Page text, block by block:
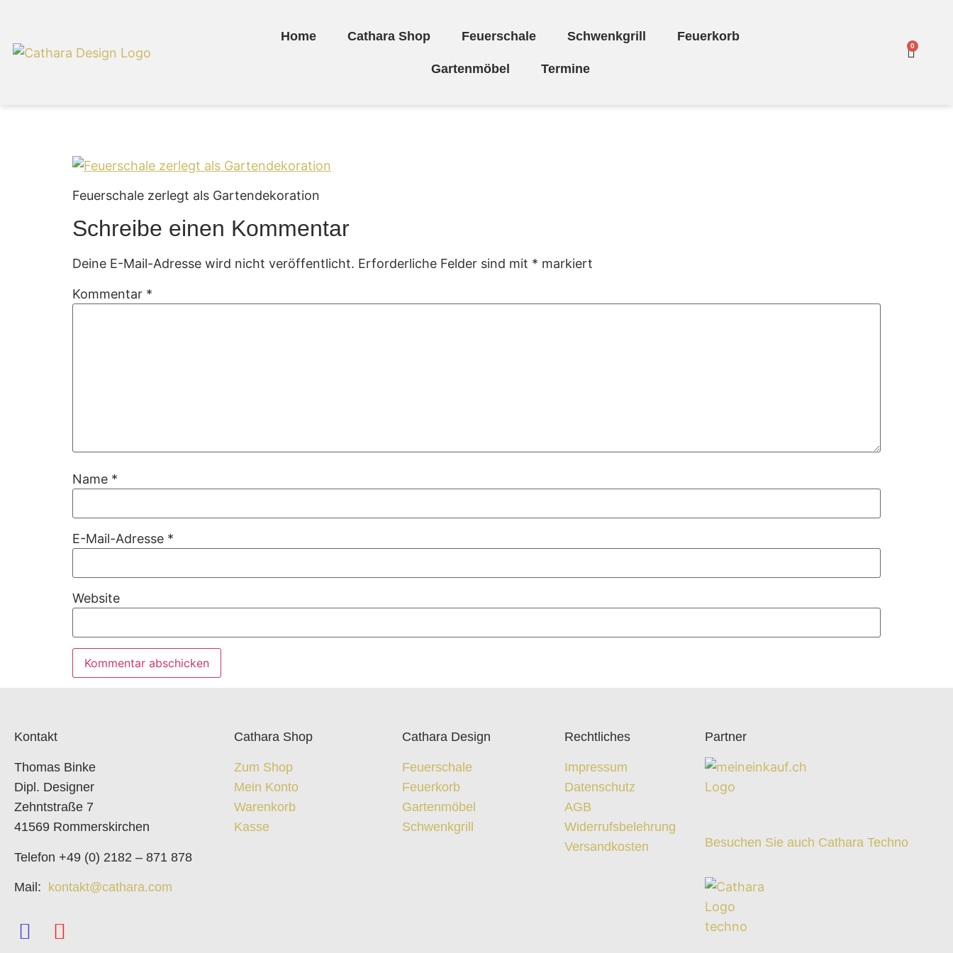
Home Cathara Shop Feuerschale Schwenkgrill Feuerkorb
Gartenmöbel Termine
0
Feuerschale zerlegt als Gartendekoration
Schreibe einen Kommentar
Deine E-Mail-Adresse wird nicht veröffentlicht. Erforderliche Felder sind mit * markiert
Kommentar *
Name *
E-Mail-Adresse *
Website
Kontakt
Thomas Binke
Dipl. Designer
Zehntstraße 7
41569 Rommerskirchen
Telefon +49 (0) 2182 – 871 878
Mail: kontakt@cathara.com
Cathara Shop
Zum Shop
Mein Konto
Warenkorb
Kasse
Cathara Design
Feuerschale
Feuerkorb
Gartenmöbel
Schwenkgrill
Rechtliches
Impressum
Datenschutz
AGB
Widerrufsbelehrung
Versandkosten
Partner
Besuchen Sie auch Cathara Techno